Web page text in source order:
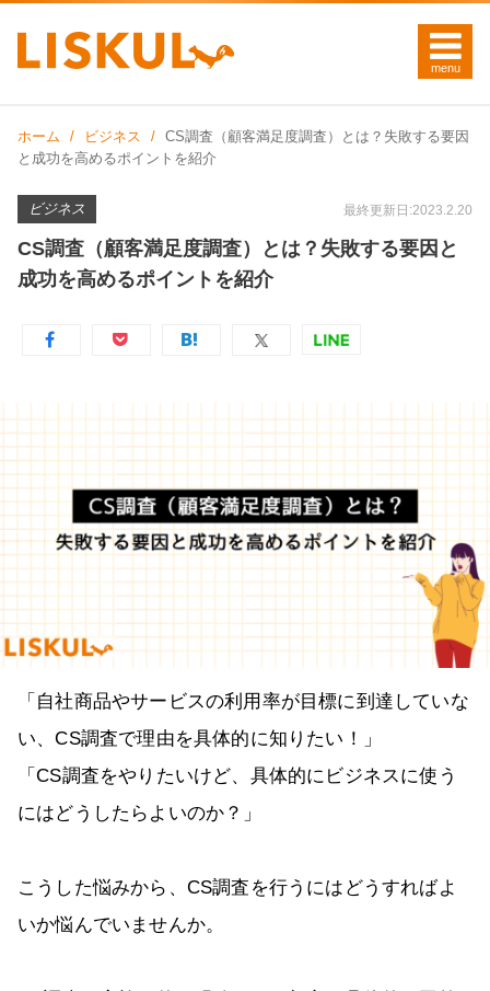
ホーム ビジネス
CS調査（顧客満足度調査）とは？失敗する要因
と成功を高めるポイントを紹介
ビジネス 最終更新日:2023.2.20
CS調査（顧客満足度調査）とは？失敗する要因と
成功を高めるポイントを紹介
「自社商品やサービスの利用率が目標に到達していな
い、CS調査で理由を具体的に知りたい！」
「CS調査をやりたいけど、具体的にビジネスに使う
にはどうしたらよいのか？」
こうした悩みから、CS調査を行うにはどうすればよ
いか悩んでいませんか。